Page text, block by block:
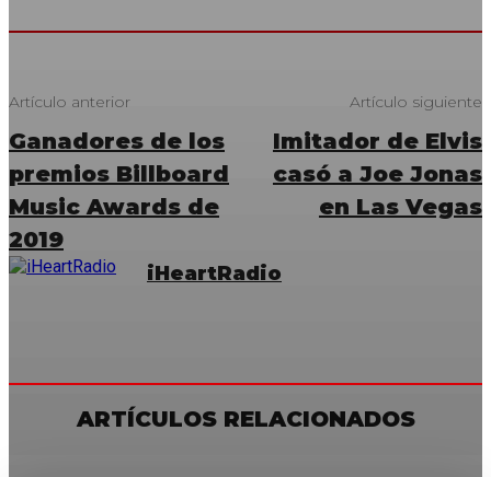
Artículo anterior
Ganadores de los
premios Billboard
Music Awards de
2019
Artículo siguiente
Imitador de Elvis
casó a Joe Jonas
en Las Vegas
iHeartRadio
ARTÍCULOS RELACIONADOS